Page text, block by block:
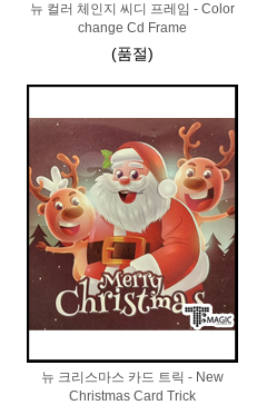
뉴 컬러 체인지 씨디 프레임 - Color
change Cd Frame
(품절)
뉴 크리스마스 카드 트릭 - New
Christmas Card Trick